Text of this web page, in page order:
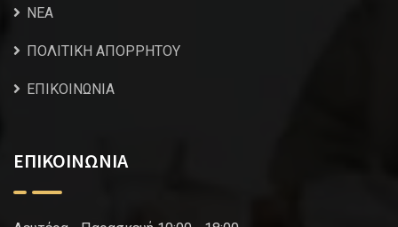
NEA
ΠΟΛΙΤΙΚΗ ΑΠΟΡΡΗΤΟΥ
ΕΠΙΚΟΙΝΩΝΙΑ
ΕΠΙΚΟΙΝΩΝΙΑ